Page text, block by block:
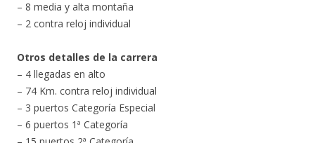
– 8 media y alta montaña
– 2 contra reloj individual
Otros detalles de la carrera
– 4 llegadas en alto
– 74 Km. contra reloj individual
– 3 puertos Categoría Especial
– 6 puertos 1ª Categoría